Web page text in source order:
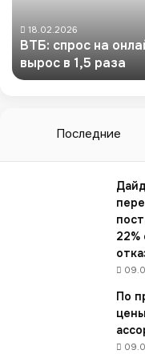
а
й
18.02.2026
ВТБ: спрос на
вырос в 1,5 раза
Последние
22%
По